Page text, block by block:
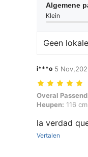
Algemene
Klein
Geen
i***o 5
Overal Passend:
Overal
Heupen: 116
la verdad
Vertalen